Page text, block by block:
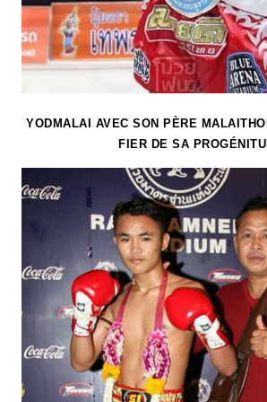
YODMALAI AVEC SON PÈRE
FIER DE SA